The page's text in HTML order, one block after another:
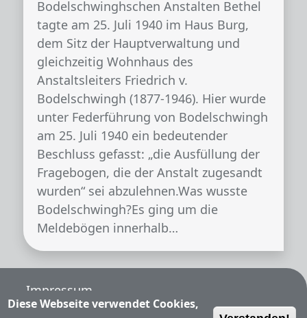
Bodelschwinghschen Anstalten Bethel
tagte am 25. Juli 1940 im Haus Burg,
dem Sitz der Hauptverwaltung und
gleichzeitig Wohnhaus des
Anstaltsleiters Friedrich v.
Bodelschwingh (1877-1946). Hier wurde
unter Federführung von Bodelschwingh
am 25. Juli 1940 ein bedeutender
Beschluss gefasst: „die Ausfüllung der
Fragebogen, die der Anstalt zugesandt
wurden“ sei abzulehnen.Was wusste
Bodelschwingh?Es ging um die
Meldebögen innerhalb…
Fußzeile
Impressum
Diese Webseite verwendet Cookies,